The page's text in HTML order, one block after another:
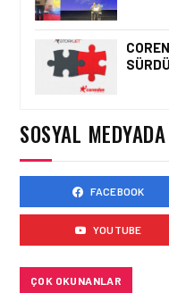
SOSYAL
FACEBOOK
YOUTUBE
ÇOK OKUNANLAR